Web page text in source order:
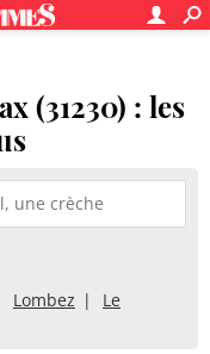
(31230) : les
Lombez
Le